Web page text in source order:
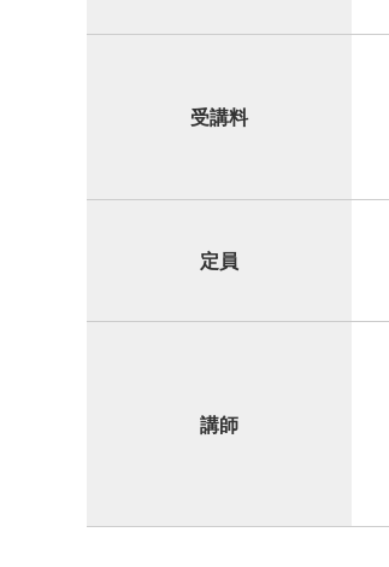
受講料
定員
講師